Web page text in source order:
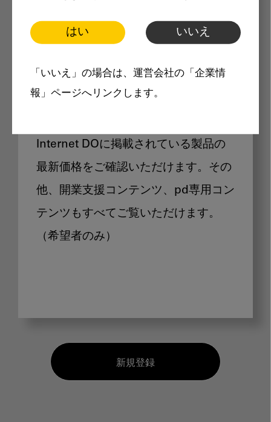
はい いいえ
「いいえ」の場合は、運営会社の「企業情
報」ページへリンクします。
製品価格も閲覧可能
Internet DOに掲載されている製品の
最新価格をご確認いただけます。その
他、開業支援コンテンツ、pd専用コン
テンツもすべてご覧いただけます。
（希望者のみ）
新規登録